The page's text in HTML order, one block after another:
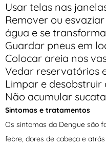
Usar telas nas
Remover ou
água e se
Guardar pneus em
Colocar areia nos
Vedar reservatórios
Limpar e desobstruir
Não acumular
Sintomas e tratamentos
Os sintomas da Dengue são
febre, dores de cabeça e